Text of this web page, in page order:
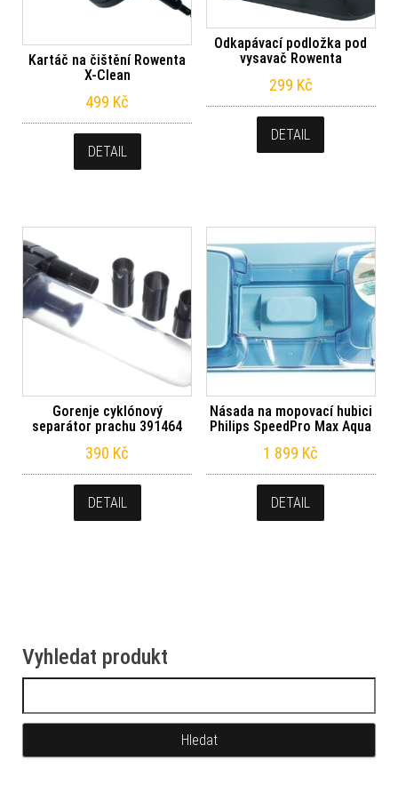
Kartáč na čištění Rowenta
X-Clean
499 Kč
DETAIL
Odkapávací podložka pod
vysavač Rowenta
299 Kč
DETAIL
Gorenje cyklónový
separátor prachu 391464
390 Kč
DETAIL
Násada na mopovací hubici
Philips SpeedPro Max Aqua
1 899 Kč
DETAIL
Vyhledat produkt